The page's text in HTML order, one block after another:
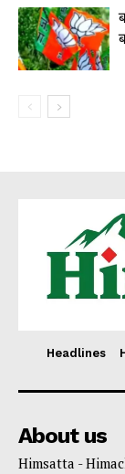
Headlines
About us
Himsatta -